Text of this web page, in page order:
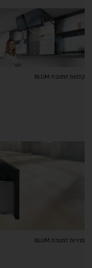
קלפות למטבח BLUM
מגירות למטבח BLUM